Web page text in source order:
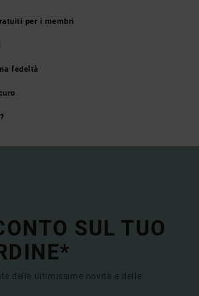
per i membri
fedeltà
SUL TUO
delle ultimissime novità e delle